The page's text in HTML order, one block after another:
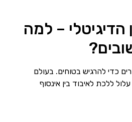
הדיגיטלי – למה
כדי להרגיש בטוחים. בעולם
ללכת לאיבוד בין אינסוף